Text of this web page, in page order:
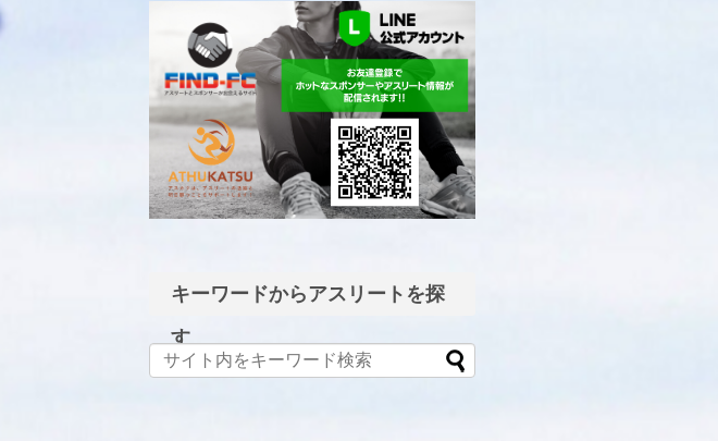
LINE公式アカウント
キーワードからアスリートを探
す